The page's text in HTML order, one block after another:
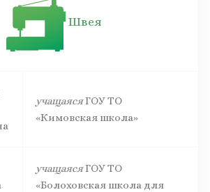
Швея
учащаясяГОУ ТО
«Кимовская школа»
учащаясяГОУ ТО
«Болоховская школа для